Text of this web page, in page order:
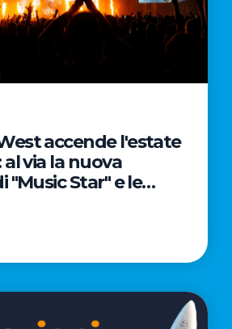
accende l'estate
via la nuova
"Music Star" e le
partnership con
e Live Nation